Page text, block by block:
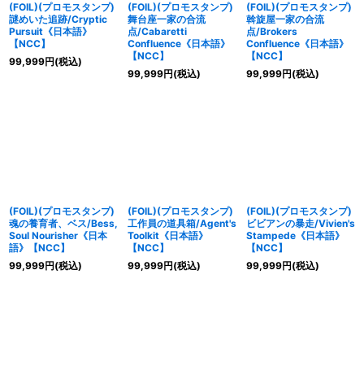
(FOIL)(プロモスタンプ)
謎めいた追跡/Cryptic
Pursuit《日本語》
【NCC】
99,999円(税込)
(FOIL)(プロモスタンプ)
舞台座一家の合流
点/Cabaretti
Confluence《日本語》
【NCC】
99,999円(税込)
(FOIL)(プロモスタンプ)
斡旋屋一家の合流
点/Brokers
Confluence《日本語》
【NCC】
99,999円(税込)
(FOIL)(プロモスタンプ)
魂の養育者、ベス/Bess,
Soul Nourisher《日本
語》【NCC】
99,999円(税込)
(FOIL)(プロモスタンプ)
工作員の道具箱/Agent's
Toolkit《日本語》
【NCC】
99,999円(税込)
(FOIL)(プロモスタンプ)
ビビアンの暴走/Vivien's
Stampede《日本語》
【NCC】
99,999円(税込)